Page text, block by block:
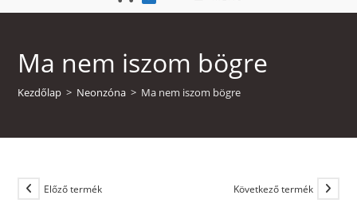
Ma nem iszom bögre
Kezdőlap > Neonzóna > Ma nem iszom bögre
Előző termék Következő termék